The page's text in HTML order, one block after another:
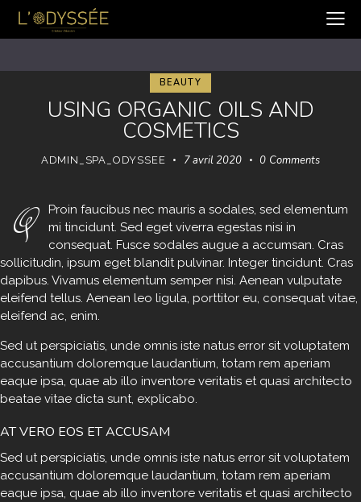
BEAUTY
USING ORGANIC OILS AND
COSMETICS
ADMIN_SPA_ODYSSEE 7 avril 2020 0 Comments
Q
Proin faucibus nec mauris a sodales, sed elementum
mi tincidunt. Sed eget viverra egestas nisi in
consequat. Fusce sodales augue a accumsan. Cras
sollicitudin, ipsum eget blandit pulvinar. Integer tincidunt. Cras
dapibus. Vivamus elementum semper nisi. Aenean vulputate
eleifend tellus. Aenean leo ligula, porttitor eu, consequat vitae,
eleifend ac, enim.
Sed ut perspiciatis, unde omnis iste natus error sit voluptatem
accusantium doloremque laudantium, totam rem aperiam
eaque ipsa, quae ab illo inventore veritatis et quasi architecto
beatae vitae dicta sunt, explicabo.
AT VERO EOS ET ACCUSAM
Sed ut perspiciatis, unde omnis iste natus error sit voluptatem
accusantium doloremque laudantium, totam rem aperiam
eaque ipsa, quae ab illo inventore veritatis et quasi architecto